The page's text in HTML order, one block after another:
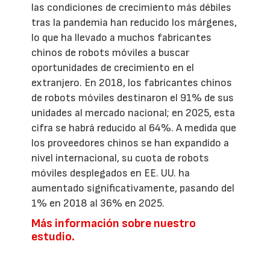
las condiciones de crecimiento más débiles
tras la pandemia han reducido los márgenes,
lo que ha llevado a muchos fabricantes
chinos de robots móviles a buscar
oportunidades de crecimiento en el
extranjero. En 2018, los fabricantes chinos
de robots móviles destinaron el 91% de sus
unidades al mercado nacional; en 2025, esta
cifra se habrá reducido al 64%. A medida que
los proveedores chinos se han expandido a
nivel internacional, su cuota de robots
móviles desplegados en EE. UU. ha
aumentado significativamente, pasando del
1% en 2018 al 36% en 2025.
Más información sobre nuestro
estudio.